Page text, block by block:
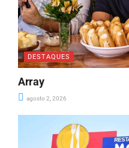
DESTAQUES
Array
agosto 2, 2026